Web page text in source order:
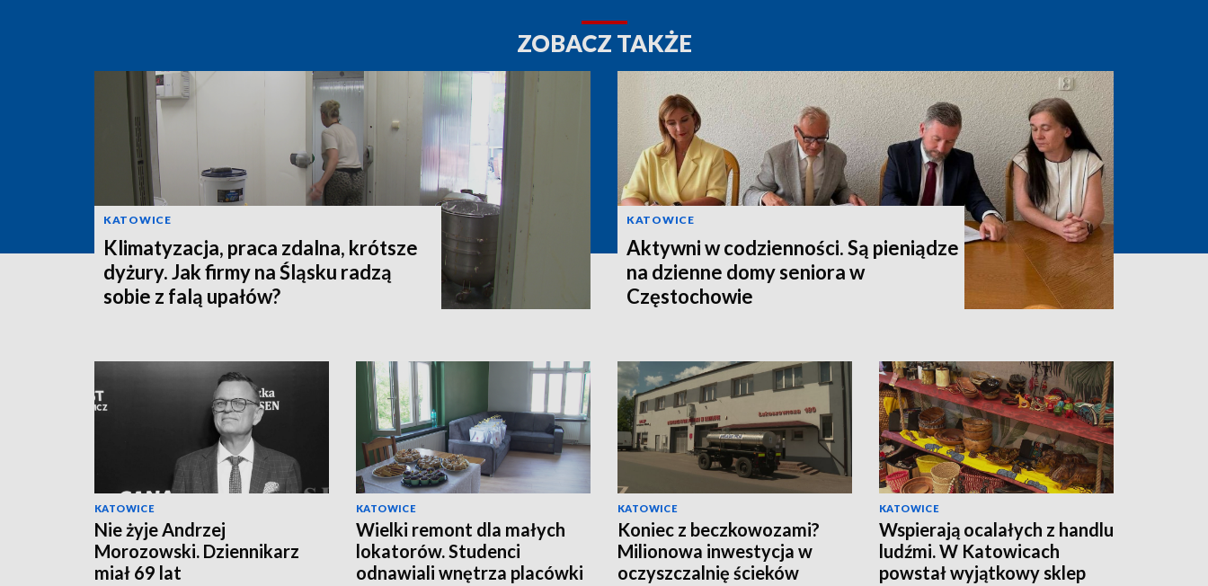
ZOBACZ TAKŻE
KATOWICE
Klimatyzacja, praca zdalna, krótsze
dyżury. Jak firmy na Śląsku radzą
sobie z falą upałów?
KATOWICE
Aktywni w codzienności. Są pieniądze
na dzienne domy seniora w
Częstochowie
KATOWICE
Nie żyje Andrzej
Morozowski. Dziennikarz
miał 69 lat
KATOWICE
Wielki remont dla małych
lokatorów. Studenci
odnawiali wnętrza placówki
KATOWICE
Koniec z beczkowozami?
Milionowa inwestycja w
oczyszczalnię ścieków
KATOWICE
Wspierają ocalałych z handlu
ludźmi. W Katowicach
powstał wyjątkowy sklep